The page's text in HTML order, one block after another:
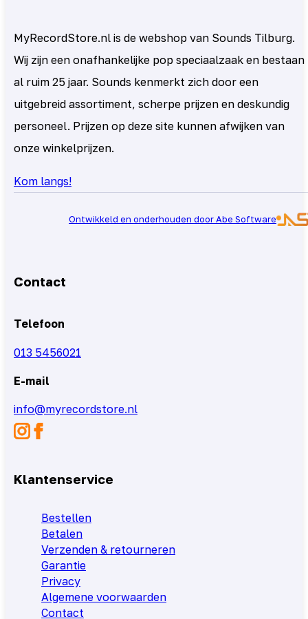
MyRecordStore.nl is de webshop van Sounds Tilburg.
Wij zijn een onafhankelijke pop speciaalzaak en bestaan
al ruim 25 jaar. Sounds kenmerkt zich door een
uitgebreid assortiment, scherpe prijzen en deskundig
personeel. Prijzen op deze site kunnen afwijken van
onze winkelprijzen.
Kom langs!
Ontwikkeld en onderhouden door Abe Software
Contact
Telefoon
013 5456021
E-mail
info@myrecordstore.nl
Klantenservice
Bestellen
Betalen
Verzenden & retourneren
Garantie
Privacy
Algemene voorwaarden
Contact